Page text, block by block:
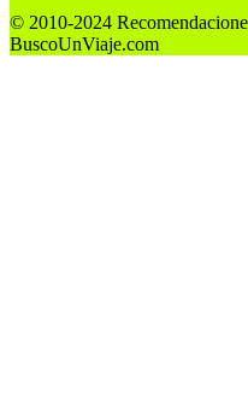
© 2010-2024
BuscoUnViaje.com